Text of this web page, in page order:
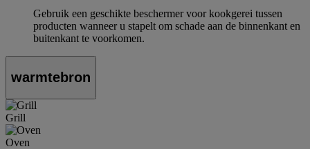
Gebruik een geschikte beschermer voor kookgerei tussen
producten wanneer u stapelt om schade aan de binnenkant en
buitenkant te voorkomen.
warmtebron
Grill
Oven